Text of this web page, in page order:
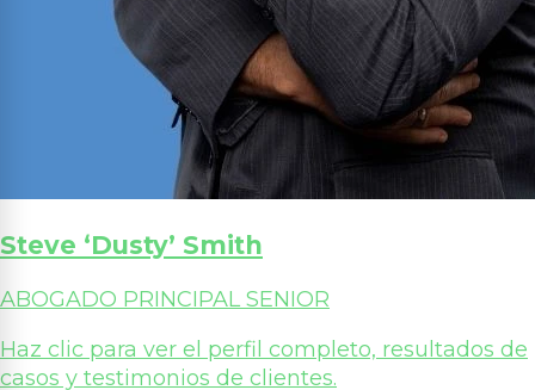
Steve ‘Dusty’ Smith
ABOGADO PRINCIPAL SENIOR
Haz clic para ver el perfil completo, resultados de
casos y testimonios de clientes.